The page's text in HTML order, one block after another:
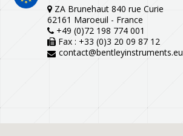
ZA Brunehaut 840 rue Curie
62161 Maroeuil - France
+49 (0)72 198 774 001
Fax : +33 (0)3 20 09 87 12
contact@bentleyinstruments.eu